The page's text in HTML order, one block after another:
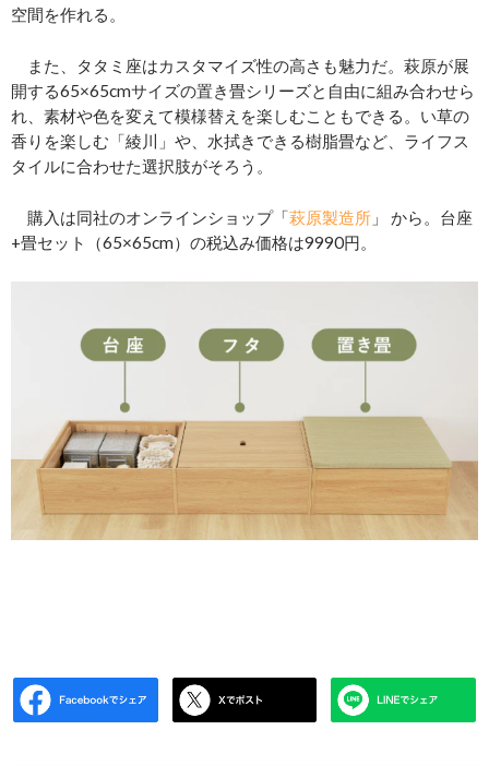
空間を作れる。
また、タタミ座はカスタマイズ性の高さも魅力だ。萩原が展
開する65×65cmサイズの置き畳シリーズと自由に組み合わせら
れ、素材や色を変えて模様替えを楽しむこともできる。い草の
香りを楽しむ「綾川」や、水拭きできる樹脂畳など、ライフス
タイルに合わせた選択肢がそろう。
購入は同社のオンラインショップ「萩原製造所 」 から。台座
+畳セット（65×65cm）の税込み価格は9990円。